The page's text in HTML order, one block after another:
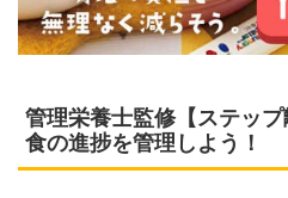
管理栄養士監修【ステッ
食の進捗を管理しよう！